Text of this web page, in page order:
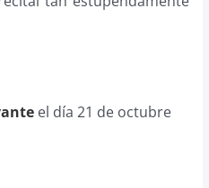
el día 21 de octubre